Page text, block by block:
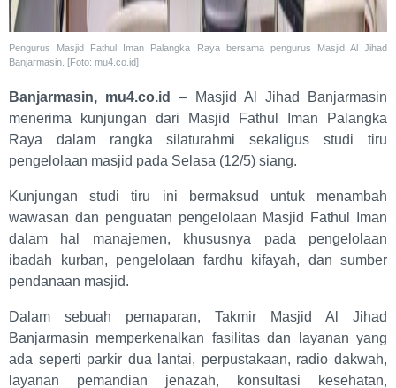
Pengurus Masjid Fathul Iman Palangka Raya bersama pengurus Masjid Al Jihad
Banjarmasin. [Foto: mu4.co.id]
Banjarmasin, mu4.co.id
– Masjid Al Jihad Banjarmasin
menerima kunjungan dari Masjid Fathul Iman Palangka
Raya dalam rangka silaturahmi sekaligus studi tiru
pengelolaan masjid pada Selasa (12/5) siang.
Kunjungan studi tiru ini bermaksud untuk menambah
wawasan dan penguatan pengelolaan Masjid Fathul Iman
dalam hal manajemen, khususnya pada pengelolaan
ibadah kurban, pengelolaan fardhu kifayah, dan sumber
pendanaan masjid.
Dalam sebuah pemaparan, Takmir Masjid Al Jihad
Banjarmasin memperkenalkan fasilitas dan layanan yang
ada seperti parkir dua lantai, perpustakaan, radio dakwah,
layanan pemandian jenazah, konsultasi kesehatan,